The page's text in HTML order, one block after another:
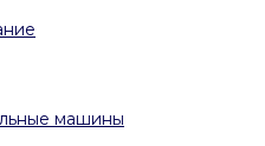
машины